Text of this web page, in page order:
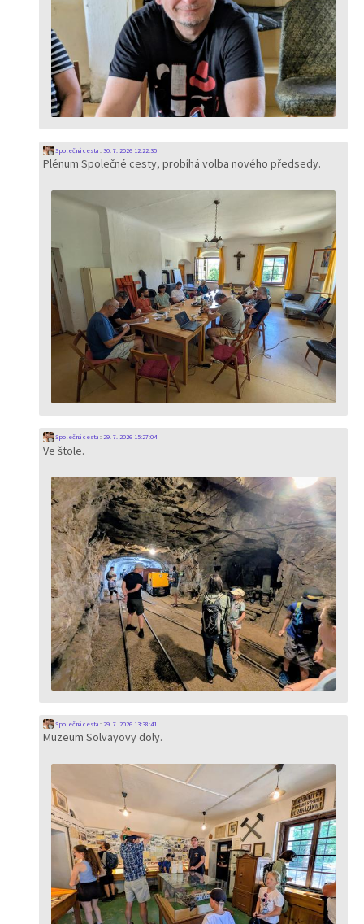
Společná cesta: 30. 7. 2026 12:22:35
Plénum Společné cesty, probíhá volba nového předsedy.
Společná cesta: 29. 7. 2026 15:27:04
Ve štole.
Společná cesta: 29. 7. 2026 13:38:41
Muzeum Solvayovy doly.